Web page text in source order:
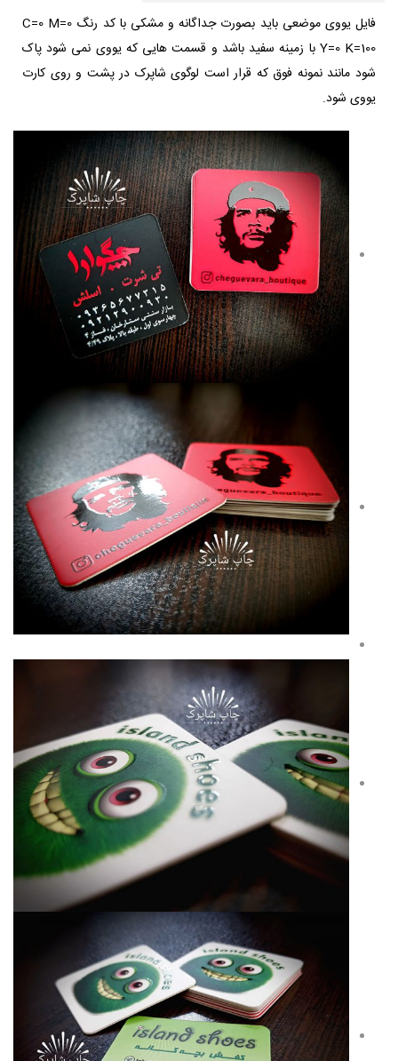
فایل یووی موضعی باید بصورت جداگانه و مشکی با کد رنگ C=0 M=0
Y=0 K=100 با زمینه سفید باشد و قسمت هایی که یووی نمی شود پاک
شود مانند نمونه فوق که قرار است لوگوی شاپرک در پشت و روی کارت
یووی شود.